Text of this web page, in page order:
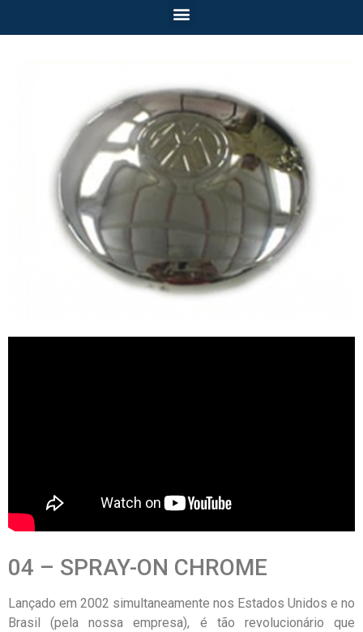
04 – SPRAY-ON CHROME
Lançado em 2002 simultaneamente nos Estados Unidos e no
Brasil (pela nossa empresa), é tão revolucionário que